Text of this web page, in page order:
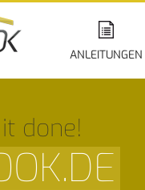
ANLEITUNGEN
done!